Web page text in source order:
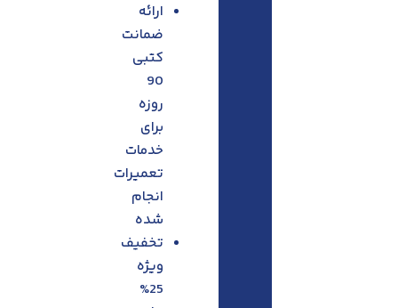
ارائه
ضمانت
کتبی
90
روزه
برای
خدمات
تعمیرات
انجام
شده
تخفیف
ویژه
25%